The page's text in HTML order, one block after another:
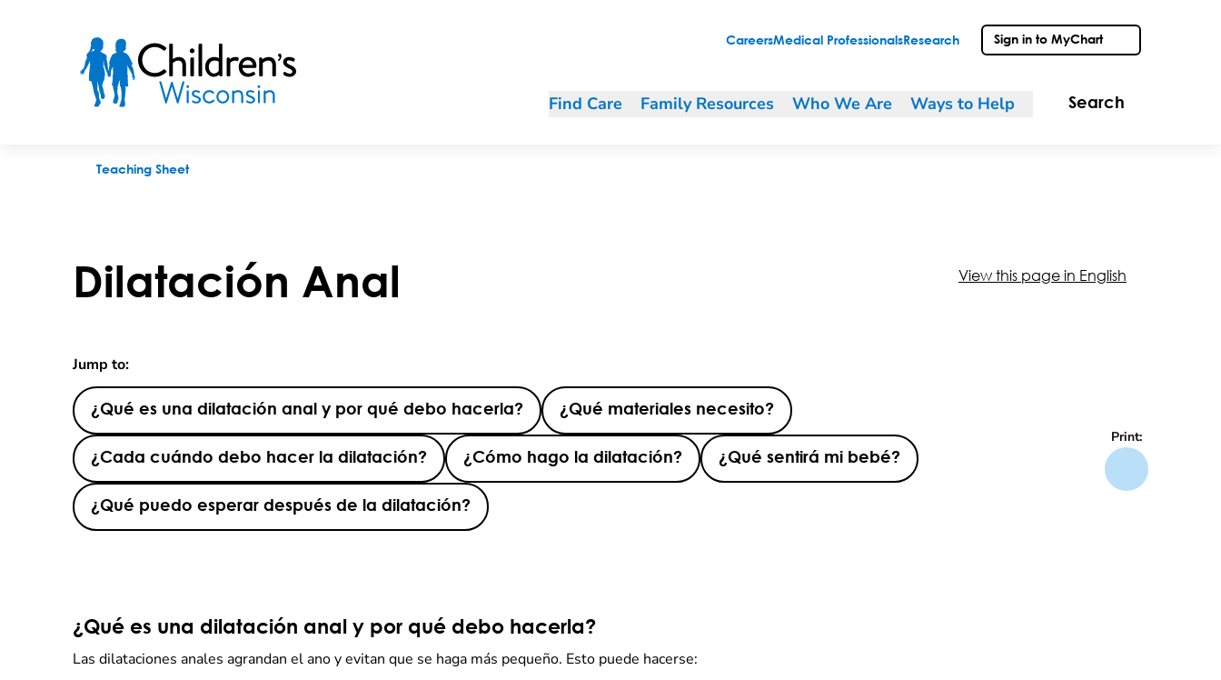
CareersMedical Professionals Research Sign in to MyChart
Find Care Family Resources Who We Are Ways to Help Search
Teaching Sheet
Dilatación Anal View this page in English
Jump to:
¿Qué es una dilatación anal y por qué debo hacerla? ¿Qué materiales necesito?
¿Cada cuándo debo hacer la dilatación? ¿Cómo hago la dilatación? ¿Qué sentirá mi bebé?
¿Qué puedo esperar después de la dilatación?
Print:
¿Qué es una dilatación anal y por qué debo hacerla?
Las dilataciones anales agrandan el ano y evitan que se haga más pequeño. Esto puede hacerse: